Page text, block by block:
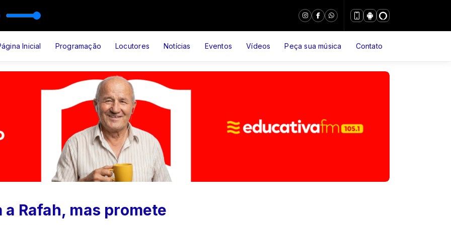
DE SUCESSOS com Francis Silva
VEM SENHOR JESUS com Nilton Simões
Inicial Programação Locutores Notícias Eventos Vídeos Peça sua música Contato
Rafah, mas promete